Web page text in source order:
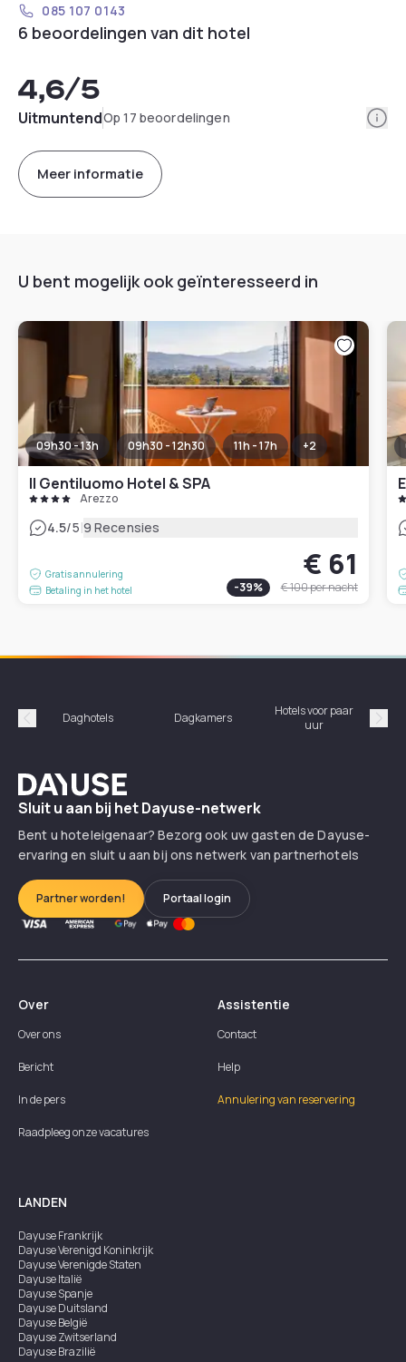
085 107 0143
6 beoordelingen van dit hotel
4,6/5
UitmuntendOp 17 beoordelingen
Meer informatie
U bent mogelijk ook geïnteresseerd in
09h30 - 13h 09h30 - 12h30 11h - 17h +2
Il Gentiluomo Hotel & SPA
Arezzo
4.5/5|9 Recensies
Gratis annulering
Betaling in het hotel
€ 61
-39% € 100per nacht
Précédent
Daghotels Dagkamers
Hotels voor paar
uur
Dayuse
Sluit u aan bij het Dayuse-netwerk
Bent u hoteleigenaar? Bezorg ook uw gasten de Dayuse-
ervaring en sluit u aan bij ons netwerk van partnerhotels
Partner worden! Portaal login
Over
Over ons
Bericht
In de pers
Raadpleeg onze vacatures
Assistentie
Contact
Help
Annulering van reservering
LANDEN
DayuseFrankrijk
DayuseVerenigd Koninkrijk
DayuseVerenigde Staten
DayuseItalië
DayuseSpanje
DayuseDuitsland
DayuseBelgië
DayuseZwitserland
DayuseBrazilië